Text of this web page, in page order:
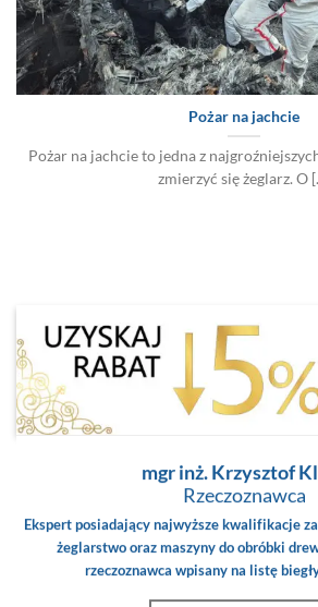
Pożar na jachcie
Pożar na jachcie to jedna z
zmierzyć się żeglarz. O
mgr inż. Krzysztof
Rzeczoznawca
Ekspert posiadający najwyższe kwalifikacje
żeglarstwo oraz maszyny do obróbki
rzeczoznawca wpisany na listę